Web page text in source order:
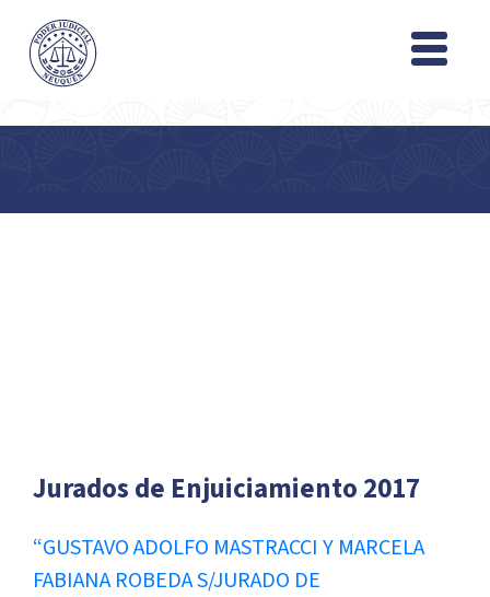
Jurados de Enjuiciamiento 2017
“GUSTAVO ADOLFO MASTRACCI Y MARCELA
FABIANA ROBEDA S/JURADO DE